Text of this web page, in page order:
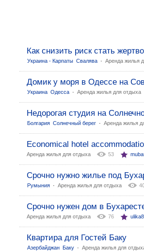
Как снизить риск стать
Украина - Карпаты Свалява Аренда жилья
Домик у моря в Одессе на
Украина Одесса Аренда жилья для отдыха
Недорогая студия на
Болгария Солнечный берег Аренда жилья
Economical hotel
Аренда жилья для отдыха 53
Срочно нужно жилье под
Румыния Аренда жилья для отдыха
Срочно нужен дом в
Аренда жилья для отдыха 76
Квартира для Гостей Баку
Азербайджан Баку Аренда жилья для